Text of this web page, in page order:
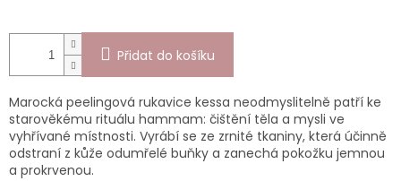
Přidat do košíku
Marocká peelingová rukavice kessa neodmyslitelně patří ke
starověkému rituálu hammam: čištění těla a mysli ve
vyhřívané místnosti. Vyrábí se ze zrnité tkaniny, která účinně
odstraní z kůže odumřelé buňky a zanechá pokožku jemnou
a prokrvenou.